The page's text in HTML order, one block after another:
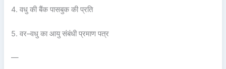
4. वधु की बैंक पासबुक की प्रति
5. वर–वधु का आयु संबंधी प्रमाण पत्र
—